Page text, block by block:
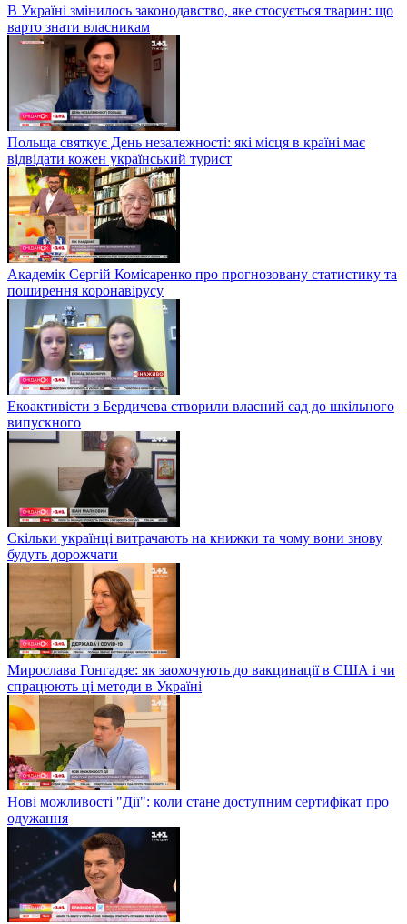
В Україні змінилось законодавство, яке стосується тварин: що
варто знати власникам
Польща святкує День незалежності: які місця в країні має
відвідати кожен український турист
Академік Сергій Комісаренко про прогнозовану статистику та
поширення коронавірусу
Екоактивісти з Бердичева створили власний сад до шкільного
випускного
Скільки українці витрачають на книжки та чому вони знову
будуть дорожчати
Мирослава Гонгадзе: як заохочують до вакцинації в США і чи
спрацюють ці методи в Україні
Нові можливості "Дії": коли стане доступним сертифікат про
одужання